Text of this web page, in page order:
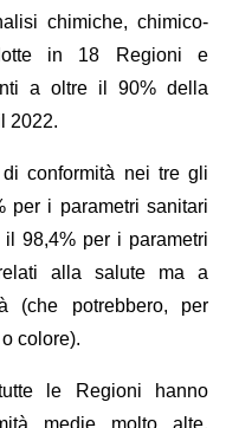
chimiche, chimico-
in 18 Regioni e
a oltre il 90% della
2022.
conformità nei tre gli
per i parametri sanitari
98,4% per i parametri
alla salute ma a
(che potrebbero, per
colore).
le Regioni hanno
medie molto alte,